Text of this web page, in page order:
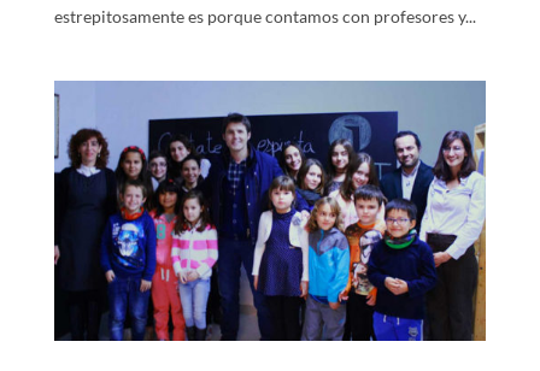
estrepitosamente es porque contamos con profesores y...